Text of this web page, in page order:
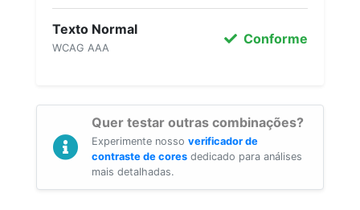
Texto Normal
WCAG AAA
Conforme
Quer testar outras combinações?
Experimente nosso verificador de
contraste de cores dedicado para análises
mais detalhadas.